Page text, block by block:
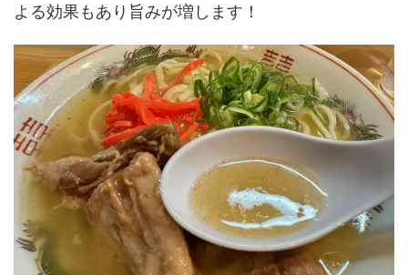
よる効果もあり旨みが増します！